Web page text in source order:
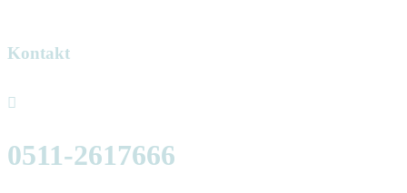
Kontakt
0511-2617666